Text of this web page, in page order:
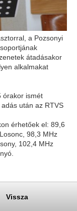
a Pozsonyi
átadásakor
alkalmakat
órakor ismét
után az RTVS
érhetőek el: 89,6
98,3 MHz
102,4 MHz
Vissza